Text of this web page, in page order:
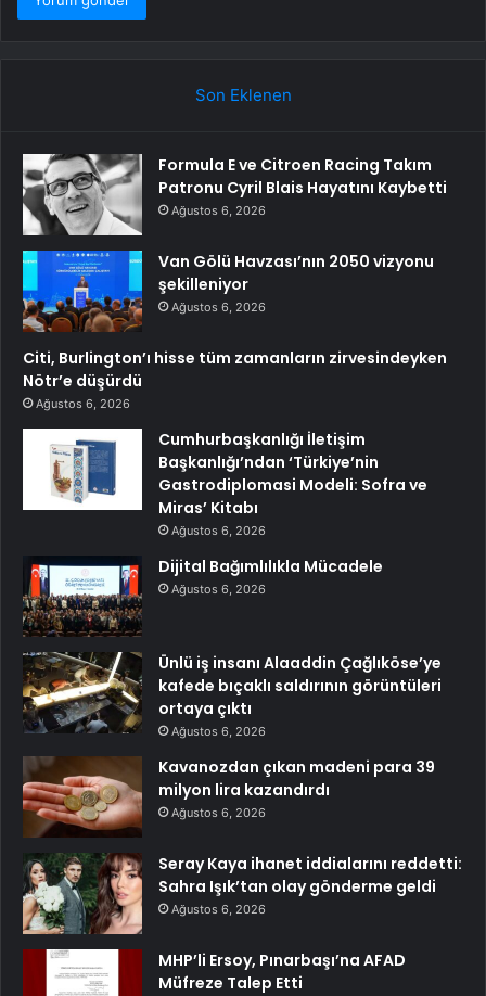
Son Eklenen
Formula E ve Citroen Racing Takım
Patronu Cyril Blais Hayatını Kaybetti
Ağustos 6, 2026
Van Gölü Havzası’nın 2050 vizyonu
şekilleniyor
Ağustos 6, 2026
Citi, Burlington’ı hisse tüm zamanların zirvesindeyken
Nötr’e düşürdü
Ağustos 6, 2026
Cumhurbaşkanlığı İletişim
Başkanlığı’ndan ‘Türkiye’nin
Gastrodiplomasi Modeli: Sofra ve
Miras’ Kitabı
Ağustos 6, 2026
Dijital Bağımlılıkla Mücadele
Ağustos 6, 2026
Ünlü iş insanı Alaaddin Çağlıköse’ye
kafede bıçaklı saldırının görüntüleri
ortaya çıktı
Ağustos 6, 2026
Kavanozdan çıkan madeni para 39
milyon lira kazandırdı
Ağustos 6, 2026
Seray Kaya ihanet iddialarını reddetti:
Sahra Işık’tan olay gönderme geldi
Ağustos 6, 2026
MHP’li Ersoy, Pınarbaşı’na AFAD
Müfreze Talep Etti